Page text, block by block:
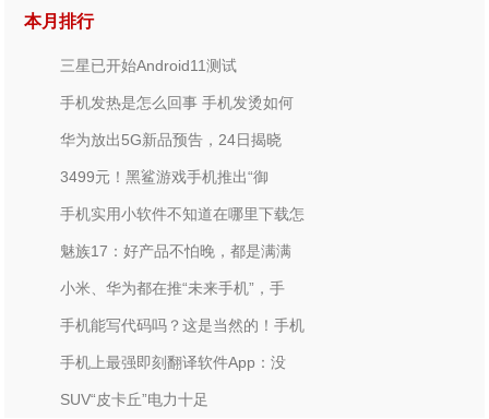
本月排行
三星已开始Android11测试
手机发热是怎么回事 手机发烫如何
华为放出5G新品预告，24日揭晓
3499元！黑鲨游戏手机推出“御
手机实用小软件不知道在哪里下载怎
魅族17：好产品不怕晚，都是满满
小米、华为都在推“未来手机”，手
手机能写代码吗？这是当然的！手机
手机上最强即刻翻译软件App：没
SUV“皮卡丘”电力十足